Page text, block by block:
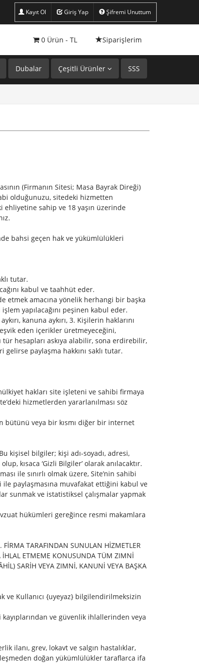
Ucuz Masa Bayrak Direği Fiyatları
Kayıt Ol Giriş Yap Şifremi Unuttum
0 Ürün - TL Siparişlerim
Dubalar Çeşitli Ürünler SSS
(Firmanın Sitesi; Masa Bayrak Direği)
olduğunuzu, sitedeki hizmetten
ehliyetine sahip ve 18 yaşın üzerinde
bahsi geçen hak ve yükümlülükleri
tutar.
kabul ve taahhüt eder.
etmek amacına yönelik herhangi bir başka
yapılacağını peşinen kabul eder.
kanuna aykırı, 3. Kişilerin haklarını
eden içerikler üretmeyeceğini,
hesapları askıya alabilir, sona erdirebilir,
paylaşma hakkını saklı tutar.
hakları site işleteni ve sahibi firmaya
hizmetlerden yararlanılması söz
bütünü veya bir kısmı diğer bir internet
kişisel bilgiler; kişi adı-soyadı, adresi,
kısaca ‘Gizli Bilgiler’ olarak anılacaktır.
ile sınırlı olmak üzere, Site’nin sahibi
paylaşmasına muvafakat ettiğini kabul ve
sunmak ve istatistiksel çalışmalar yapmak
hükümleri gereğince resmi makamlara
TARAFINDAN SUNULAN HİZMETLER
İHLAL ETMEME KONUSUNDA TÜM ZIMNİ
SARİH VEYA ZIMNİ, KANUNİ VEYA BAŞKA
ve Kullanıcı {uyeyaz} bilgilendirilmeksizin
ve güvenlik ihlallerinden veya
ilanı, grev, lokavt ve salgın hastalıklar,
doğan yükümlülükler taraflarca ifa